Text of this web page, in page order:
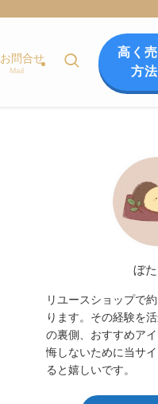
お問合せ
Mail
高く
方法
ぼ
リユースショップで
ります。その経験を
の裏側、おすすめア
悔しないために当サ
ると嬉しいです。